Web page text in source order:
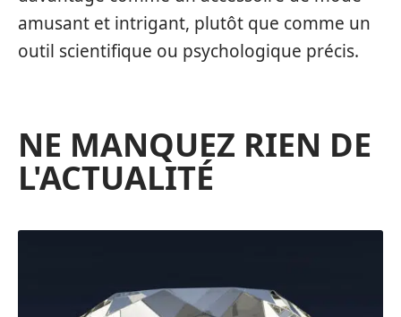
amusant et intrigant, plutôt que comme un
outil scientifique ou psychologique précis.
NE MANQUEZ RIEN DE
L'ACTUALITÉ